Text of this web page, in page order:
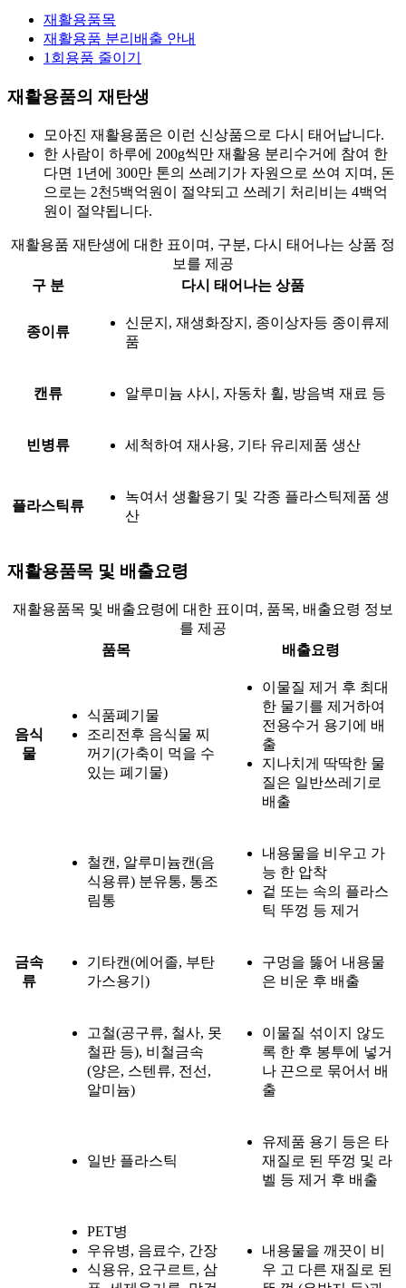
재활용품목
재활용품 분리배출 안내
1회용품 줄이기
재활용품의 재탄생
모아진 재활용품은 이런 신상품으로 다시 태어납니다.
한 사람이 하루에 200g씩만 재활용 분리수거에 참여 한
다면 1년에 300만 톤의 쓰레기가 자원으로 쓰여 지며, 돈
으로는 2천5백억원이 절약되고 쓰레기 처리비는 4백억
원이 절약됩니다.
재활용품 재탄생에 대한 표이며, 구분, 다시 태어나는 상품 정
보를 제공
구 분
다시 태어나는 상품
종이류
신문지, 재생화장지, 종이상자등 종이류제
품
캔류 알루미늄 샤시, 자동차 휠, 방음벽 재료 등
빈병류 세척하여 재사용, 기타 유리제품 생산
플라스틱류
녹여서 생활용기 및 각종 플라스틱제품 생
산
재활용품목 및 배출요령
재활용품목 및 배출요령에 대한 표이며, 품목, 배출요령 정보
를 제공
품목
배출요령
음식
물
식품폐기물
조리전후 음식물 찌
꺼기(가축이 먹을 수
있는 폐기물)
이물질 제거 후 최대
한 물기를 제거하여
전용수거 용기에 배
출
지나치게 딱딱한 물
질은 일반쓰레기로
배출
금속
류
철캔, 알루미늄캔(음
식용류) 분유통, 통조
림통
내용물을 비우고 가
능 한 압착
겉 또는 속의 플라스
틱 뚜껑 등 제거
기타캔(에어졸, 부탄
가스용기)
구멍을 뚫어 내용물
은 비운 후 배출
고철(공구류, 철사, 못
철판 등), 비철금속
(양은, 스텐류, 전선,
알미늄)
이물질 섞이지 않도
록 한 후 봉투에 넣거
나 끈으로 묶어서 배
출
일반 플라스틱
유제품 용기 등은 타
재질로 된 뚜껑 및 라
벨 등 제거 후 배출
PET병
우유병, 음료수, 간장
식용유, 요구르트, 삼
내용물을 깨끗이 비
우 고 다른 재질로 된